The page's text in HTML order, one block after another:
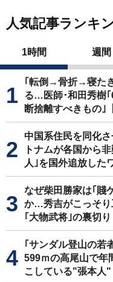
人気記事ランキ
1時間 週間
｢転倒→骨折→寝た
る…医師･和田秀樹
断捨離すべきもの｣
中国系住民を同化
トナムが各国から
人｣を国外追放した
なぜ柴田勝家は｢賤
か…秀吉がこっそり
｢大物武将｣の裏切り
｢サンダル登山の若
599ｍの高尾山で年
こしている"張本人"